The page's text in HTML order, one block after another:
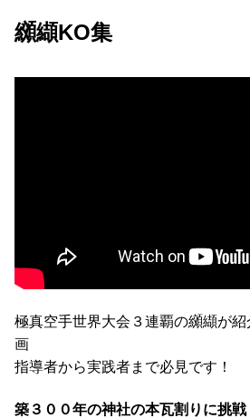
纐纈KO集
極真空手世界大会３連覇の纐纈が
画
指導者から実践者まで必見です！
築３００年の神社の本瓦割りに挑戦